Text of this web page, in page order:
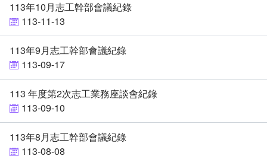
113年10月志工幹部會議紀錄
113-11-13
113年9月志工幹部會議紀錄
113-09-17
113 年度第2次志工業務座談會紀錄
113-09-10
113年8月志工幹部會議紀錄
113-08-08